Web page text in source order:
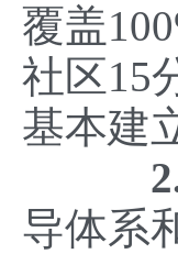
覆盖
社区15
基本建
2.
导体系